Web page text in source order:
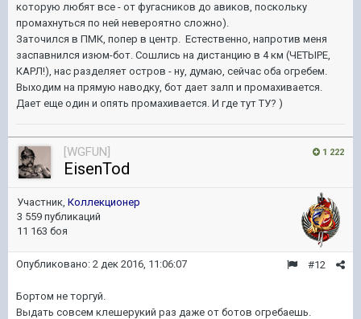
которую любят все - от фугасников до авиков, поскольку
промахнуться по ней невероятно сложно).
Заточился в ПМК, попер в центр. Естественно, напротив меня
заспавнился изюм-бот. Сошлись на дистанцию в 4 км (ЧЕТЫРЕ,
КАРЛ!), нас разделяет остров - ну, думаю, сейчас оба огребем.
Выходим на прямую наводку, бот дает залп и промахивается.
Дает еще один и опять промахивается. И где тут ТУ? )
1 222
[WGFUN]
EisenTod
Участник, Коллекционер
3 559 публикаций
11 163 боя
#12
Опубликовано: 2 дек 2016, 11:06:07
Бортом не торгуй.
Выдать совсем клешерукий раз даже от ботов огребаешь.